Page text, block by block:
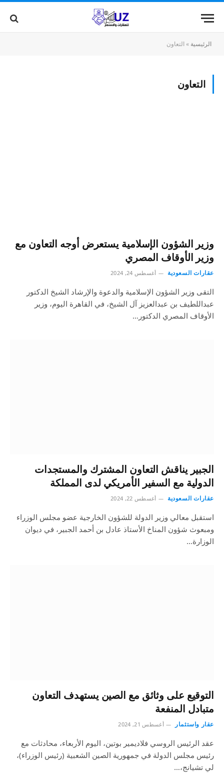
الرئيسية » التعاون
التعاون
وزير الشؤون الإسلامية يستعرض أوجه التعاون مع
وزير الأوقاف المصري
عقارات السعودية أغسطس 24, 2024
التقى وزير الشؤون الإسلامية والدعوة والإرشاد الشيخ الدكتور
عبداللطيف بن عبدالعزيز آل الشيخ، في القاهرة اليوم، وزير
الأوقاف المصري الدكتور…
الجبير يناقش التعاون المشترك والمستجدات
الدولية مع السفير الأمريكي لدى المملكة
عقارات السعودية أغسطس 22, 2024
استقبل معالي وزير الدولة للشؤون الخارجية عضو مجلس الوزراء
ومبعوث شؤون المناخ الأستاذ عادل بن أحمد الجبير، في ديوان
الوزارة…
التوقيع على وثائق مع الصين يستهدف التعاون
متبادل المنفعة
عقار واستثمار أغسطس 21, 2024
عقد الرئيس الروسي فلاديمير بوتين، اليوم الأربعاء، محادثات مع
رئيس مجلس الدولة في جمهورية الصين الشعبية (رئيس الوزراء)،
لي تشيانج،…